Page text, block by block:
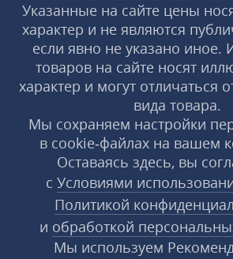
Указанные на сайте цены
характер и не являются
если явно не указано иное.
товаров на сайте носят
характер и могут отличаться
вида товара.
Мы сохраняем настройки
в cookie‑файлах на вашем
Оставаясь здесь, вы
с Условиями
Политикой
и обработкой
Мы используем